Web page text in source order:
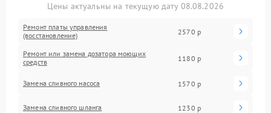
Цены актуальны на текущую дату 08.08.2026
Ремонт платы управления
(восстановление)
2570 р
Ремонт или замена дозатора моющих
средств
1180 р
Замена сливного насоса 1570 р
Замена сливного шланга 1230 р